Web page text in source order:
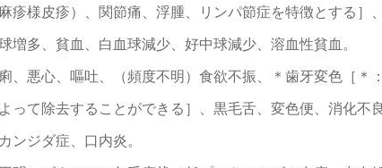
疹様皮疹）、関節痛、浮腫、リンパ節症を特徴とする］
増多、貧血、白血球減少、好中球減少、溶血性貧血。
、悪心、嘔吐、（頻度不明）食欲不振、＊歯牙変色［＊
って除去することができる］、黒毛舌、変色便、消化不良
ンジダ症、口内炎。